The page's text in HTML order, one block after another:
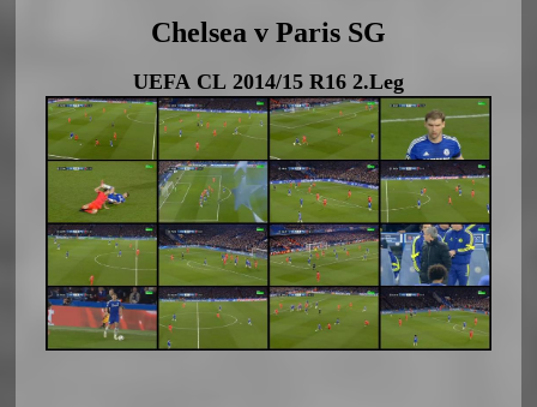
Chelsea v Paris SG
UEFA CL 2014/15 R16 2.Leg